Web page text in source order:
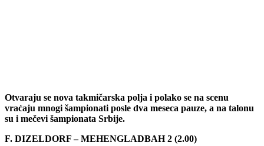
Otvaraju se nova takmičarska polja i polako se na scenu
vraćaju mnogi šampionati posle dva meseca pauze, a na talonu
su i mečevi šampionata Srbije.
F. DIZELDORF – MEHENGLADBAH 2 (2.00)